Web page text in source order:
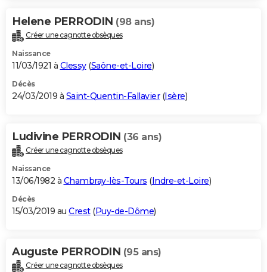
Helene PERRODIN (98 ans)
Créer une cagnotte obsèques
Naissance
11/03/1921 à Clessy(Saône-et-Loire)
Décès
24/03/2019 à Saint-Quentin-Fallavier(Isère)
Ludivine PERRODIN (36 ans)
Créer une cagnotte obsèques
Naissance
13/06/1982 à Chambray-lès-Tours (Indre-et-Loire)
Décès
15/03/2019 au Crest(Puy-de-Dôme)
Auguste PERRODIN (95 ans)
Créer une cagnotte obsèques